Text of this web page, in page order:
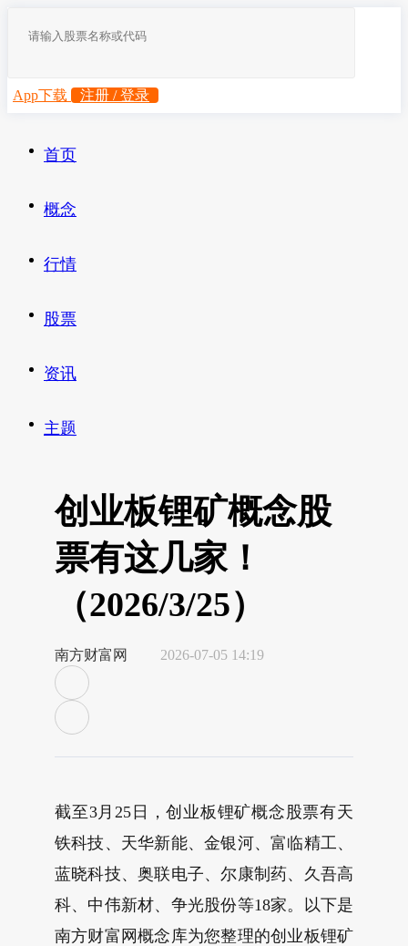
App下载 注册 / 登录
首页
概念
行情
股票
资讯
主题
创业板锂矿概念股
票有这几家！
（2026/3/25）
南方财富网 2026-07-05 14:19
截至3月25日，创业板锂矿概念股票有天
铁科技、天华新能、金银河、富临精工、
蓝晓科技、奥联电子、尔康制药、久吾高
科、中伟新材、争光股份等18家。以下是
南方财富网概念库为您整理的创业板锂矿